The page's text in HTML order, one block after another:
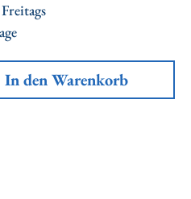
gewünschten
In den Warenkorb